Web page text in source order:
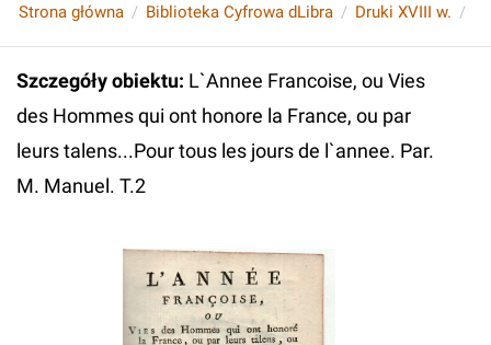
Strona główna Biblioteka Cyfrowa dLibra Druki XVIII w.
Szczegóły obiektu: L`Annee Francoise, ou Vies
des Hommes qui ont honore la France, ou par
leurs talens...Pour tous les jours de l`annee. Par.
M. Manuel. T.2